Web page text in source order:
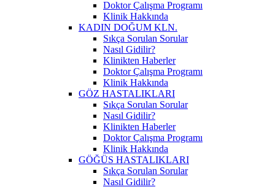
Doktor Çalışma Programı
Klinik Hakkında
KADIN DOĞUM KLN.
Sıkça Sorulan Sorular
Nasıl Gidilir?
Klinikten Haberler
Doktor Çalışma Programı
Klinik Hakkında
GÖZ HASTALIKLARI
Sıkça Sorulan Sorular
Nasıl Gidilir?
Klinikten Haberler
Doktor Çalışma Programı
Klinik Hakkında
GÖĞÜS HASTALIKLARI
Sıkça Sorulan Sorular
Nasıl Gidilir?